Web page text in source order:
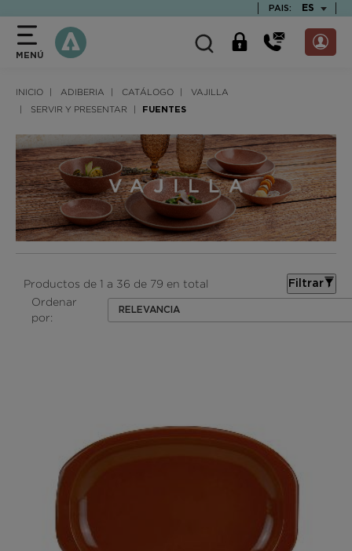
PAIS: ES
MENÚ
INICIO ADIBERIA CATÁLOGO
VAJILLA
SERVIR Y PRESENTAR
FUENTES
Productos de 1 a 36 de 79 en total Filtrar
Ordenar
por:
RELEVANCIA